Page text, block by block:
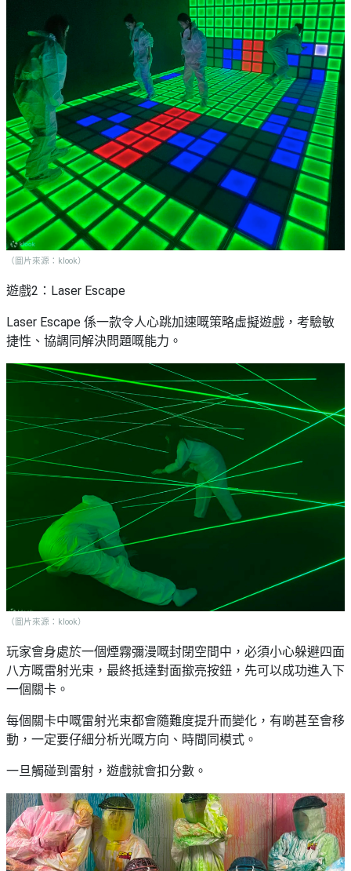
（圖片來源：klook）
遊戲2：Laser Escape
Laser Escape 係一款令人心跳加速嘅策略虛擬遊戲，考驗敏
捷性、協調同解決問題嘅能力。
（圖片來源：klook）
玩家會身處於一個煙霧彌漫嘅封閉空間中，必須小心躲避四面
八方嘅雷射光束，最終抵達對面撳亮按鈕，先可以成功進入下
一個關卡。
每個關卡中嘅雷射光束都會隨難度提升而變化，有啲甚至會移
動，一定要仔細分析光嘅方向、時間同模式。
一旦觸碰到雷射，遊戲就會扣分數。